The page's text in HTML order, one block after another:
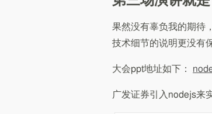
果然没有辜负我的期待
技术细节的说明更没有
大会ppt地址如下：
广发证券引入nodejs来